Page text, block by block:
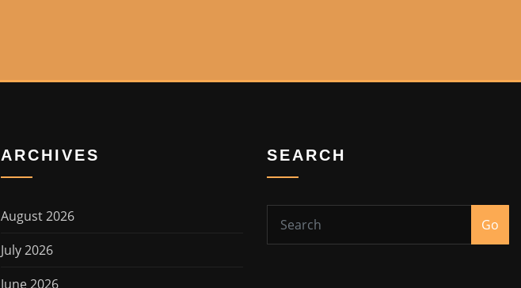
ARCHIVES
August 2026
July 2026
June 2026
SEARCH
Go